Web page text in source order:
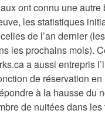
ont connu une autre
les statistiques
de l’an dernier
les prochains mois).
a aussi entrepris
de réservation
à la hausse du
de nuitées dans